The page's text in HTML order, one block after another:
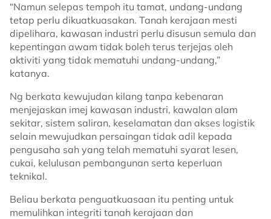
“Namun selepas tempoh itu tamat, undang-undang
tetap perlu dikuatkuasakan. Tanah kerajaan mesti
dipelihara, kawasan industri perlu disusun semula dan
kepentingan awam tidak boleh terus terjejas oleh
aktiviti yang tidak mematuhi undang-undang,”
katanya.
Ng berkata kewujudan kilang tanpa kebenaran
menjejaskan imej kawasan industri, kawalan alam
sekitar, sistem saliran, keselamatan dan akses logistik
selain mewujudkan persaingan tidak adil kepada
pengusaha sah yang telah mematuhi syarat lesen,
cukai, kelulusan pembangunan serta keperluan
teknikal.
Beliau berkata penguatkuasaan itu penting untuk
memulihkan integriti tanah kerajaan dan